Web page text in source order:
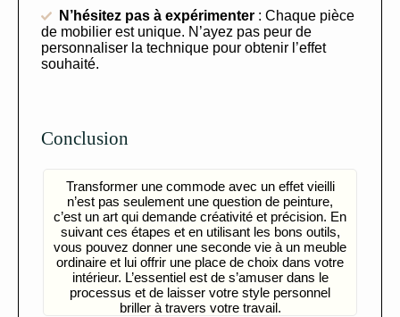
N’hésitez pas à expérimenter : Chaque pièce
de mobilier est unique. N’ayez pas peur de
personnaliser la technique pour obtenir l’effet
souhaité.
Conclusion
Transformer une commode avec un effet vieilli
n’est pas seulement une question de peinture,
c’est un art qui demande créativité et précision. En
suivant ces étapes et en utilisant les bons outils,
vous pouvez donner une seconde vie à un meuble
ordinaire et lui offrir une place de choix dans votre
intérieur. L’essentiel est de s’amuser dans le
processus et de laisser votre style personnel
briller à travers votre travail.